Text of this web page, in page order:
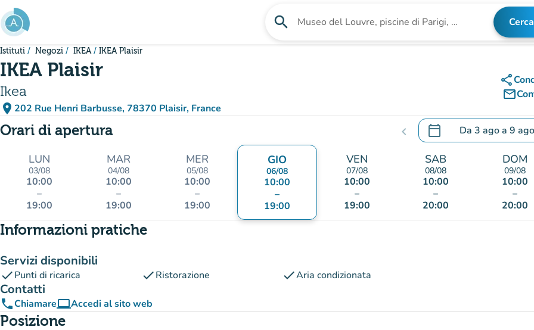
Vai al contenuto principale
search Cerca una struttura Cerca
Istituti Negozi IKEA IKEA Plaisir
IKEA Plaisir
Ikea
place 202 Rue Henri Barbusse, 78370 Plaisir, France
(apri in Google Maps)
(nuova scheda)
share
mail_outline
Orari di apertura chevron_left calendar_today Da 3 agoa 9 ago
.Aprire il calendario per
LUN
03/08
10:00
–
19:00
MAR
04/08
10:00
–
19:00
MER
05/08
10:00
–
19:00
GIO
06/08
10:00
–
19:00
VEN
07/08
10:00
–
19:00
SAB
08/08
10:00
–
20:00
DOM
09/08
10:00
–
20:00
Informazioni pratiche
Servizi disponibili
checkPunti di ricarica checkRistorazione checkAria condizionata
Contatti
phoneChiamarecomputerAccedi al sito web
(nuova scheda)
Posizione